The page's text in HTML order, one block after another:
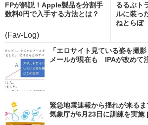
FPが解説！Apple製品を分割手
数料0円で入手する方法とは？
(Fav-Log)
るるぶト
ルに装っ
ねとらぼ
「エロサイト見ている姿を撮
メールが現在も IPAが改めて
緊急地震速報から揺れが来る
気象庁が6月23日に訓練を実施